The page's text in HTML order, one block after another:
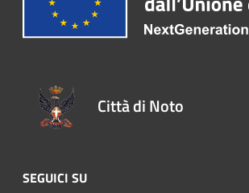
Città di Noto
SEGUICI SU